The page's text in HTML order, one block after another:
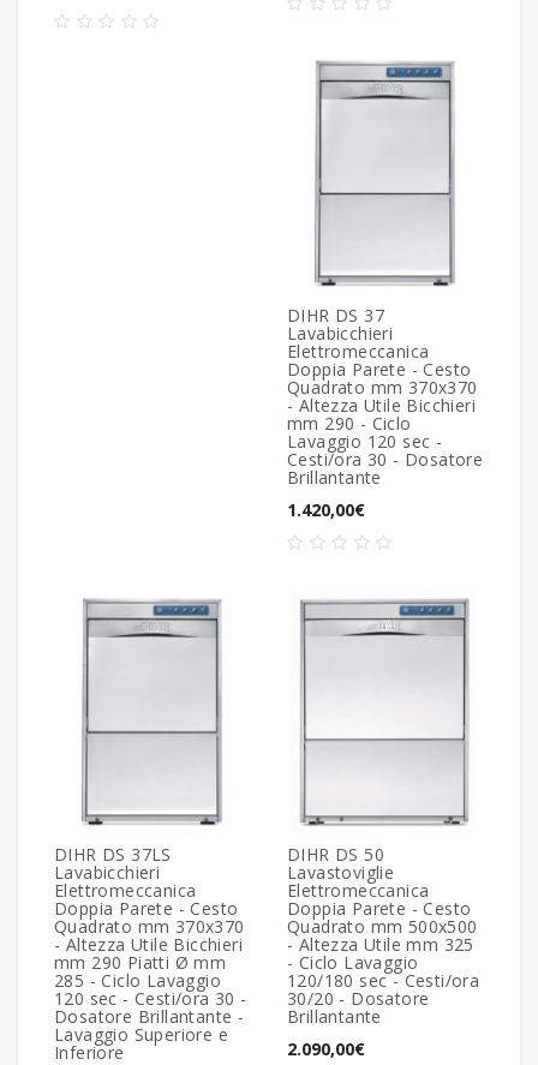
DIHR DS 37
Lavabicchieri
Elettromeccanica
Doppia Parete - Cesto
Quadrato mm 370x370
- Altezza Utile Bicchieri
mm 290 - Ciclo
Lavaggio 120 sec -
Cesti/ora 30 - Dosatore
Brillantante
1.420,00€
DIHR DS 37LS
Lavabicchieri
Elettromeccanica
Doppia Parete - Cesto
Quadrato mm 370x370
- Altezza Utile Bicchieri
mm 290 Piatti Ø mm
285 - Ciclo Lavaggio
120 sec - Cesti/ora 30 -
Dosatore Brillantante -
Lavaggio Superiore e
Inferiore
DIHR DS 50
Lavastoviglie
Elettromeccanica
Doppia Parete - Cesto
Quadrato mm 500x500
- Altezza Utile mm 325
- Ciclo Lavaggio
120/180 sec - Cesti/ora
30/20 - Dosatore
Brillantante
2.090,00€